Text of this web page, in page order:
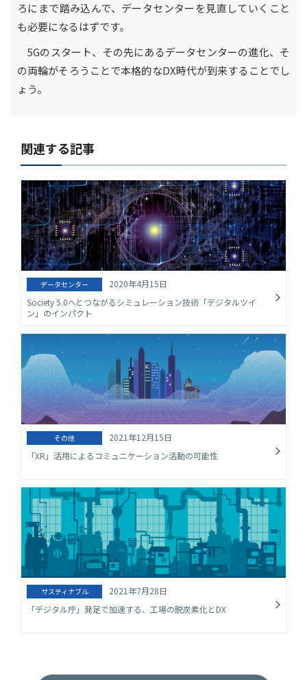
ろにまで踏み込んで、データセンターを見直していくこと
も必要になるはずです。
5Gのスタート、その先にあるデータセンターの進化、そ
の両輪がそろうことで本格的なDX時代が到来することでし
ょう。
関連する記事
データセンター
2020年4月15日
Society 5.0へとつながるシミュレーション技術「デジタルツイ
ン」のインパクト
その他
2021年12月15日
「XR」活用によるコミュニケーション活動の可能性
サスティナブル
2021年7月28日
「デジタル庁」発足で加速する、工場の脱炭素化とDX